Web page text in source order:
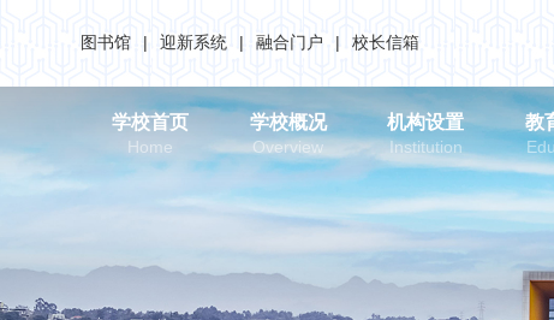
图书馆 | 迎新系统 | 融合门户 | 校长信箱
学校首页
Home
学校概况
Overview
机构设置
Institution
教